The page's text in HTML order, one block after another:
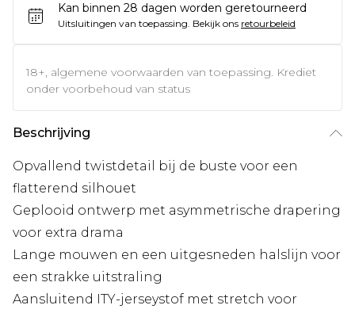
Kan binnen 28 dagen worden geretourneerd
Uitsluitingen van toepassing. Bekijk ons retourbeleid
18+, algemene voorwaarden van toepassing. Krediet
onder voorbehoud van status
Beschrijving
Opvallend twistdetail bij de buste voor een
flatterend silhouet
Geplooid ontwerp met asymmetrische drapering
voor extra drama
Lange mouwen en een uitgesneden halslijn voor
een strakke uitstraling
Aansluitend ITY-jerseystof met stretch voor